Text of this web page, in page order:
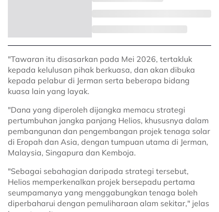
"Tawaran itu disasarkan pada Mei 2026, tertakluk
kepada kelulusan pihak berkuasa, dan akan dibuka
kepada pelabur di Jerman serta beberapa bidang
kuasa lain yang layak.
"Dana yang diperoleh dijangka memacu strategi
pertumbuhan jangka panjang Helios, khususnya dalam
pembangunan dan pengembangan projek tenaga solar
di Eropah dan Asia, dengan tumpuan utama di Jerman,
Malaysia, Singapura dan Kemboja.
"Sebagai sebahagian daripada strategi tersebut,
Helios memperkenalkan projek bersepadu pertama
seumpamanya yang menggabungkan tenaga boleh
diperbaharui dengan pemuliharaan alam sekitar," jelas